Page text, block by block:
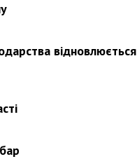
відновлюється